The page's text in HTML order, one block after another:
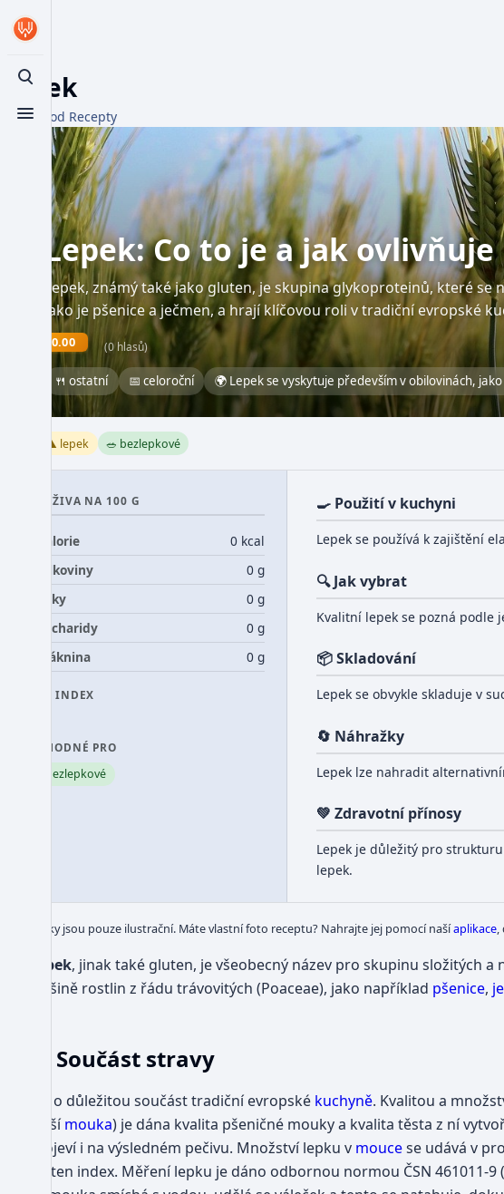
Toggle search
Toggle menu
Lepek
Z WikiFood Recepty
Lepek: Co to je a jak
Lepek, známý také jako gluten, je skupina glykoproteinů, které se
jako je pšenice a ječmen, a hrají klíčovou roli v tradiční evropské
0.00 (0 hlasů)
🍴 ostatní 📅 celoroční 🌍 Lepek se vyskytuje především v obilovinách,
⚠️ lepek 🥗 bezlepkové
VÝŽIVA NA 100 G
Kalorie
0 kcal
Bílkoviny
0 g
Tuky
0 g
Sacharidy
0 g
Vláknina
0 g
GI INDEX
VHODNÉ PRO
bezlepkové
🍳 Použití v kuchyni
Lepek se používá k zajištění
🔍 Jak vybrat
Kvalitní lepek se pozná podle
📦 Skladování
Lepek se obvykle skladuje v
🔄 Náhražky
Lepek lze nahradit
💚 Zdravotní přínosy
Lepek je důležitý pro strukturu
lepek.
Obrázky jsou pouze ilustrační. Máte vlastní foto receptu? Nahrajte jej pomocí našíaplikace,
Lepek, jinak také gluten, je všeobecný název pro skupinu složitých
většině rostlin z řádu trávovitých (Poaceae), jako například pšenice,
Součást stravy
Jde o důležitou součást tradiční evropské kuchyně. Kvalitou a
lepšímouka) je dána kvalita pšeničné mouky a kvalita těsta z ní
projeví i na výsledném pečivu. Množství lepku v moucese udává v
gluten index. Měření lepku je dáno odbornou normou ČSN 461011-